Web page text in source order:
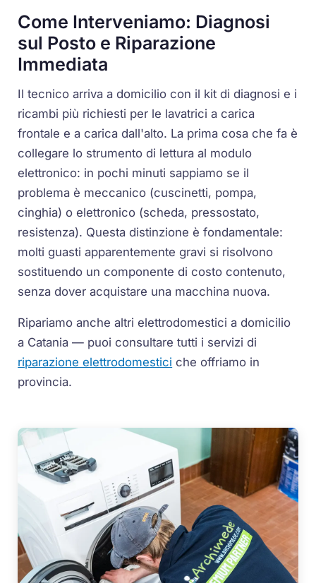
Come Interveniamo: Diagnosi
sul Posto e Riparazione
Immediata
Il tecnico arriva a domicilio con il kit di diagnosi e i
ricambi più richiesti per le lavatrici a carica
frontale e a carica dall'alto. La prima cosa che fa è
collegare lo strumento di lettura al modulo
elettronico: in pochi minuti sappiamo se il
problema è meccanico (cuscinetti, pompa,
cinghia) o elettronico (scheda, pressostato,
resistenza). Questa distinzione è fondamentale:
molti guasti apparentemente gravi si risolvono
sostituendo un componente di costo contenuto,
senza dover acquistare una macchina nuova.
Ripariamo anche altri elettrodomestici a domicilio
a Catania — puoi consultare tutti i servizi di
riparazione elettrodomestici che offriamo in
provincia.